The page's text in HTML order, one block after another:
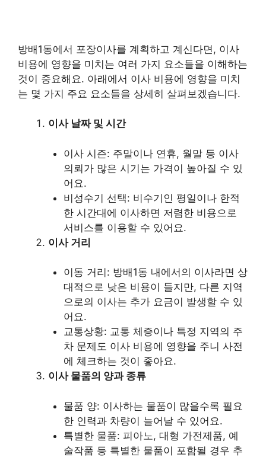
방배1동에서 포장이사를 계획하고 계신다면, 이사
비용에 영향을 미치는 여러 가지 요소들을 이해하는
것이 중요해요. 아래에서 이사 비용에 영향을 미치
는 몇 가지 주요 요소들을 상세히 살펴보겠습니다.
이사 날짜 및 시간
이사 시즌: 주말이나 연휴, 월말 등 이사
의뢰가 많은 시기는 가격이 높아질 수 있
어요.
비성수기 선택: 비수기인 평일이나 한적
한 시간대에 이사하면 저렴한 비용으로
서비스를 이용할 수 있어요.
이사 거리
이동 거리: 방배1동 내에서의 이사라면 상
대적으로 낮은 비용이 들지만, 다른 지역
으로의 이사는 추가 요금이 발생할 수 있
어요.
교통상황: 교통 체증이나 특정 지역의 주
차 문제도 이사 비용에 영향을 주니 사전
에 체크하는 것이 좋아요.
이사 물품의 양과 종류
물품 양: 이사하는 물품이 많을수록 필요
한 인력과 차량이 늘어날 수 있어요.
특별한 물품: 피아노, 대형 가전제품, 예
술작품 등 특별한 물품이 포함될 경우 추